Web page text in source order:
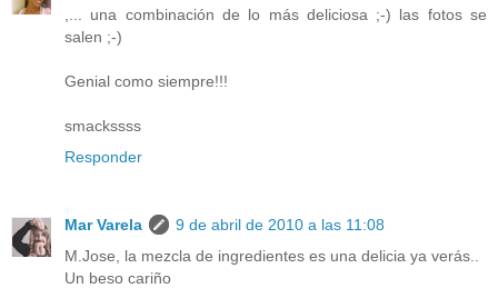
,... una combinación de lo más deliciosa ;-) las fotos se
salen ;-)
Genial como siempre!!!
smackssss
Responder
Mar Varela
9 de abril de 2010 a las 11:08
M.Jose, la mezcla de ingredientes es una delicia ya verás..
Un beso cariño